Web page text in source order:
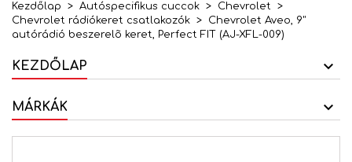
Kezdőlap Autóspecifikus cuccok
Chevrolet
Chevrolet rádiókeret csatlakozók
Chevrolet Aveo, 9"
autórádió beszerelõ keret, Perfect FIT (AJ-XFL-009)
KEZDŐLAP
MÁRKÁK
Mégsem Kívánságlista létrehozása
Mégsem Bejelentkezés